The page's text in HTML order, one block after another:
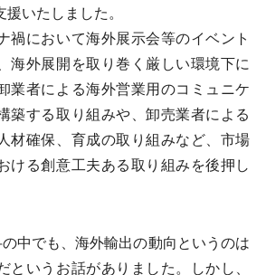
いたしました。
において海外展示会等のイベント
海外展開を取り巻く厳しい環境下に
業者による海外営業用のコミュニケ
築する取り組みや、卸売業者による
材確保、育成の取り組みなど、市場
ける創意工夫ある取り組みを後押し
中でも、海外輸出の動向というのは
というお話がありました。しかし、